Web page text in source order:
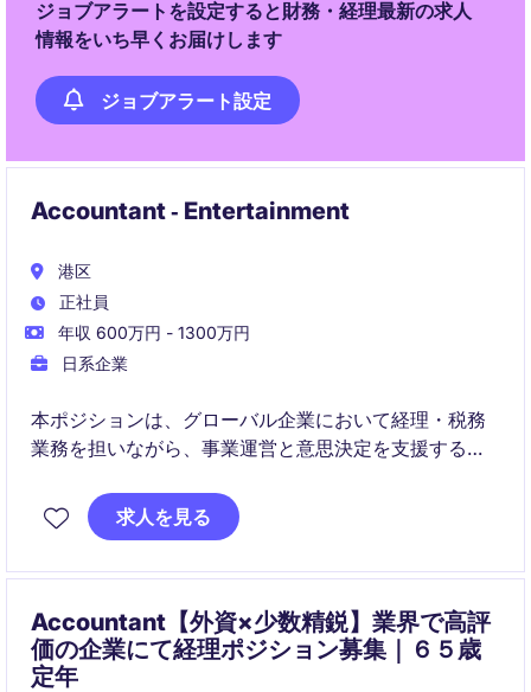
ジョブアラートを設定すると財務・経理最新の求人
情報をいち早くお届けします
ジョブアラート設定
Accountant ‐ Entertainment
港区
正社員
年収 600万円 - 1300万円
日系企業
本ポジションは、グローバル企業において経理・税務
業務を担いながら、事業運営と意思決定を支援する役
参画など幅広く関与し、事業価値向上に貢献いただき
ます。
求人を見る
Accountant【外資×少数精鋭】業界で高評
価の企業にて経理ポジション募集｜６５歳
定年